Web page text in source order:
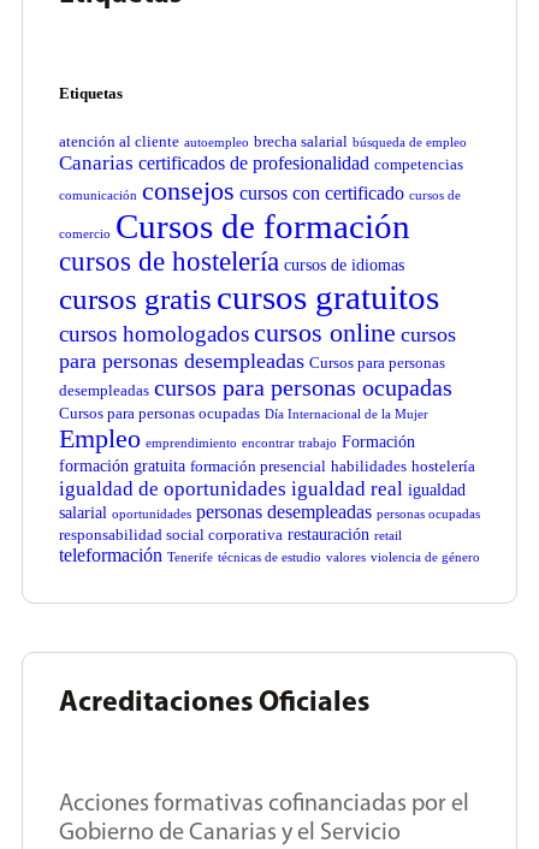
Etiquetas
atención al cliente autoempleo brecha salarial búsqueda de empleo
Canarias certificados de profesionalidad competencias
comunicación consejos cursos con certificado cursos de
comercio Cursos de formación
cursos de hostelería cursos de idiomas
cursos gratis cursos gratuitos
cursos homologadoscursos online cursos
para personas desempleadas Cursos para personas
desempleadas cursos para personas ocupadas
Cursos para personas ocupadas Día Internacional de la Mujer
Empleo emprendimiento encontrar trabajo Formación
formación gratuita formación presencial habilidades hostelería
igualdad de oportunidades igualdad real igualdad
salarial oportunidades personas desempleadas personas ocupadas
responsabilidad social corporativa restauración retail
teleformación Tenerife técnicas de estudio valores violencia de género
Acreditaciones Oficiales
Acciones formativas cofinanciadas por el
Gobierno de Canarias y el Servicio